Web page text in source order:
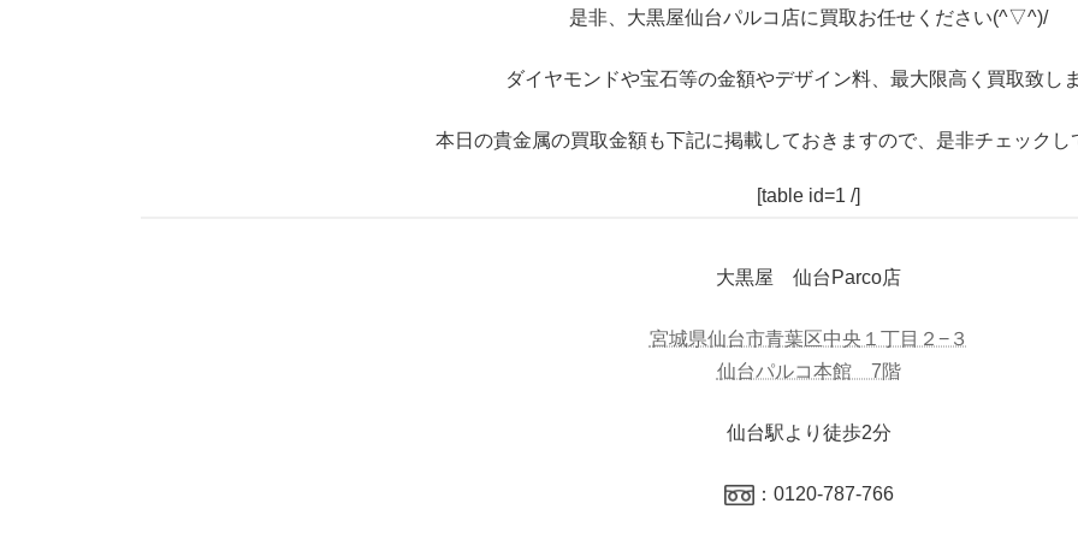
是非、大黒屋仙台パルコ店に買取お任せください(^▽^)/
ダイヤモンドや宝石等の金額やデザイン料、最大限高く買取致し
本日の貴金属の買取金額も下記に掲載しておきますので、是非チェックし
[table id=1 /]
大黒屋 仙台Parco店
宮城県仙台市青葉区中央１丁目２−３
仙台パルコ本館 7階
仙台駅より徒歩2分
：0120-787-766